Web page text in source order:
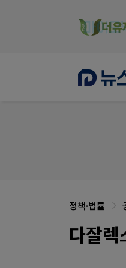
약
정책·법률
다잘렉